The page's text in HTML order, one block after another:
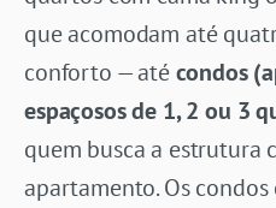
que acomodam até
conforto — atécondos
espaçosos de 1, 2 ou 3
quem busca a estrutura
apartamento. Os